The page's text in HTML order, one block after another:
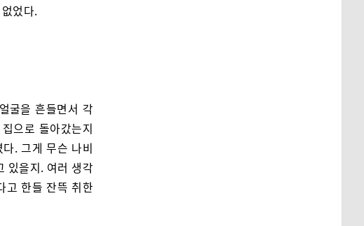
었다.
굴을 흔들면서 각
으로 돌아갔는지
. 그게 무슨 나비
있을지. 여러 생각
고 한들 잔뜩 취한